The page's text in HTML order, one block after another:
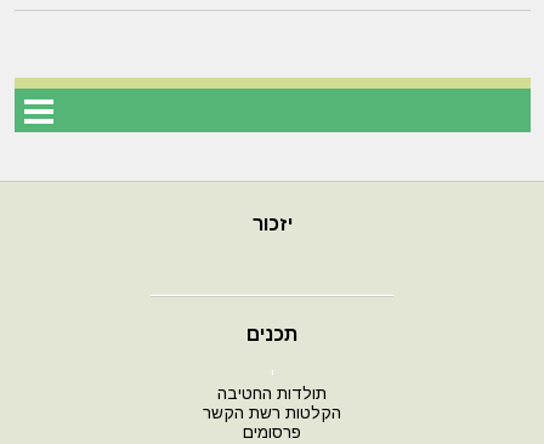
יזכור
תכנים
י
תולדות החטיבה
הקלטות רשת הקשר
פרסומים